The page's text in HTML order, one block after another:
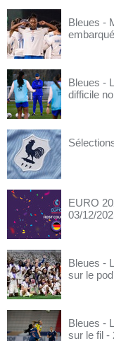
Bleues -
Bleues -
difficile
EURO
03/12/
Bleues -
sur le
Bleues -
sur le fil -